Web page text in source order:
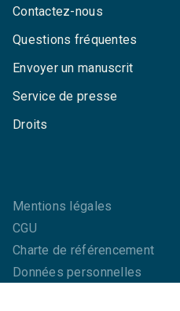
Contactez-nous
Questions fréquentes
Envoyer un manuscrit
Service de presse
Droits
Mentions légales
CGU
Charte de référencement
Données personnelles